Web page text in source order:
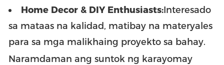
Home Decor & DIY Enthusiasts:Interesado
sa mataas na kalidad, matibay na materyales
para sa mga malikhaing proyekto sa bahay.
Naramdaman ang suntok ng karayomay